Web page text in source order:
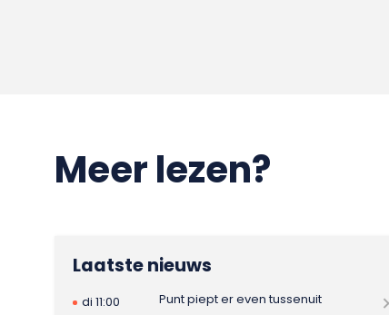
Meer lezen?
Laatste nieuws
di 11:00
Punt piept er even tussenuit